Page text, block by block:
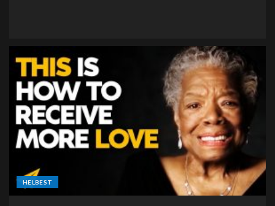
HELBEST